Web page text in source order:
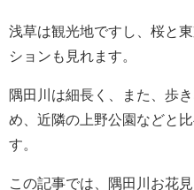
浅草は観光地ですし、桜と
ションも見れます。
隅田川は細長く、また、歩
め、近隣の上野公園などと
す。
この記事では、隅田川お花